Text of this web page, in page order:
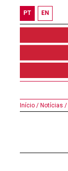
PT EN
Início / Notícias /